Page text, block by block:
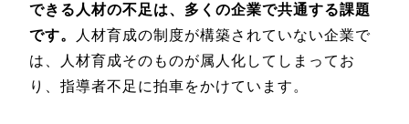
できる人材の不足は、多くの企業で共通する課題
です。
人材育成の制度が構築されていない企業で
は、人材育成そのものが属人化してしまってお
り、指導者不足に拍車をかけています。